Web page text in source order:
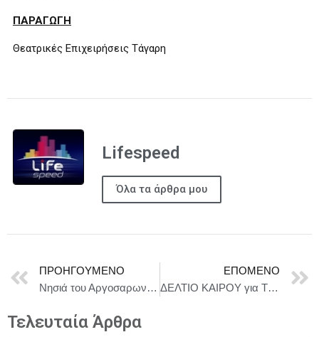
ΠΑΡΑΓΩΓΗ
Θεατρικές Επιχειρήσεις Τάγαρη
Lifespeed
Όλα τα άρθρα μου
ΠΡΟΗΓΟΎΜΕΝΟ
Νησιά του Αργοσαρωνικού: Ανάγκη για μακρόπνοη αναπτυξιακή πολιτική για υποδομές και συνέργειες.
ΕΠΌΜΕΝΟ
ΔΕΛΤΙΟ ΚΑΙΡΟΥ για Τρίτη 6/5
Τελευταία Άρθρα